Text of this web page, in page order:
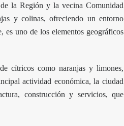
la Región y la vecina Comunidad
y colinas, ofreciendo un entorno
es uno de los elementos geográficos
cítricos como naranjas y limones,
actividad económica, la ciudad
construcción y servicios, que